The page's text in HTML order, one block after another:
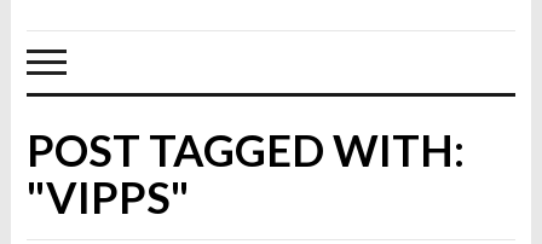
POST TAGGED WITH:
"VIPPS"